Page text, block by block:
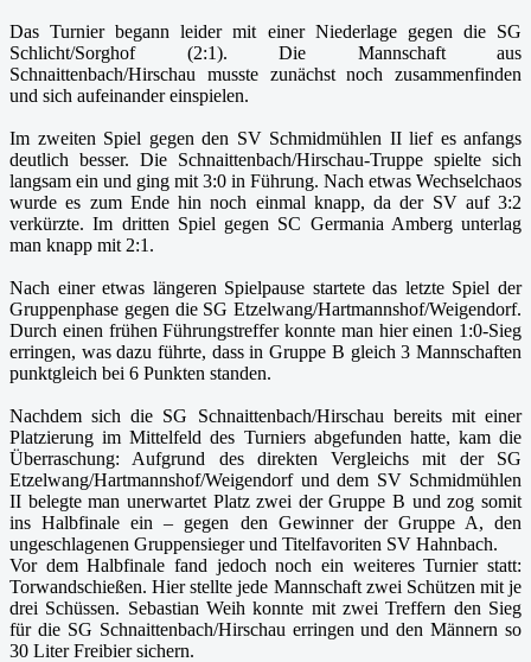
Das Turnier begann leider mit einer Niederlage gegen die SG
Schlicht/Sorghof (2:1). Die Mannschaft aus
Schnaittenbach/Hirschau musste zunächst noch zusammenfinden
und sich aufeinander einspielen.
Im zweiten Spiel gegen den SV Schmidmühlen II lief es anfangs
deutlich besser. Die Schnaittenbach/Hirschau-Truppe spielte sich
langsam ein und ging mit 3:0 in Führung. Nach etwas Wechselchaos
wurde es zum Ende hin noch einmal knapp, da der SV auf 3:2
verkürzte. Im dritten Spiel gegen SC Germania Amberg unterlag
man knapp mit 2:1.
Nach einer etwas längeren Spielpause startete das letzte Spiel der
Gruppenphase gegen die SG Etzelwang/Hartmannshof/Weigendorf.
Durch einen frühen Führungstreffer konnte man hier einen 1:0-Sieg
erringen, was dazu führte, dass in Gruppe B gleich 3 Mannschaften
punktgleich bei 6 Punkten standen.
Nachdem sich die SG Schnaittenbach/Hirschau bereits mit einer
Platzierung im Mittelfeld des Turniers abgefunden hatte, kam die
Überraschung: Aufgrund des direkten Vergleichs mit der SG
Etzelwang/Hartmannshof/Weigendorf und dem SV Schmidmühlen
II belegte man unerwartet Platz zwei der Gruppe B und zog somit
ins Halbfinale ein – gegen den Gewinner der Gruppe A, den
ungeschlagenen Gruppensieger und Titelfavoriten SV Hahnbach.
Vor dem Halbfinale fand jedoch noch ein weiteres Turnier statt:
Torwandschießen. Hier stellte jede Mannschaft zwei Schützen mit je
drei Schüssen. Sebastian Weih konnte mit zwei Treffern den Sieg
für die SG Schnaittenbach/Hirschau erringen und den Männern so
30 Liter Freibier sichern.